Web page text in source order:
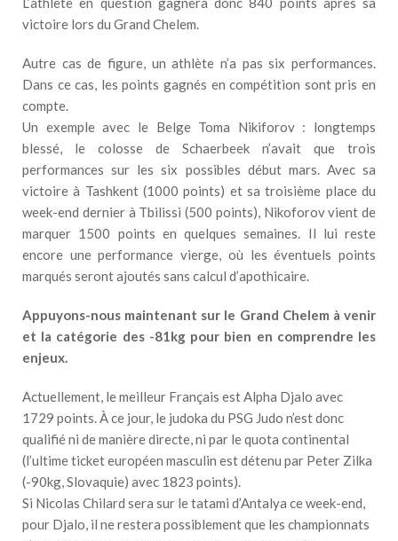
victoire lors du Grand Chelem.
Autre cas de figure, un athlète n’a pas six performances.
Dans ce cas, les points gagnés en compétition sont pris en
compte.
Un exemple avec le Belge Toma Nikiforov : longtemps
blessé, le colosse de Schaerbeek n’avait que trois
performances sur les six possibles début mars. Avec sa
victoire à Tashkent (1000 points) et sa troisième place du
week-end dernier à Tbilissi (500 points), Nikoforov vient de
marquer 1500 points en quelques semaines. Il lui reste
encore une performance vierge, où les éventuels points
marqués seront ajoutés sans calcul d’apothicaire.
Appuyons-nous maintenant sur le Grand Chelem à venir
et la catégorie des -81kg pour bien en comprendre les
enjeux.
Actuellement, le meilleur Français est Alpha Djalo avec
1729 points. À ce jour, le judoka du PSG Judo n’est donc
qualifié ni de manière directe, ni par le quota continental
(l’ultime ticket européen masculin est détenu par Peter Zilka
(-90kg, Slovaquie) avec 1823 points).
Si Nicolas Chilard sera sur le tatami d’Antalya ce week-end,
pour Djalo, il ne restera possiblement que les championnats